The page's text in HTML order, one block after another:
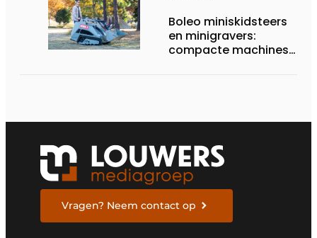
Boleo miniskidsteers
en minigravers:
compacte machines
Vragen? Neem contact op